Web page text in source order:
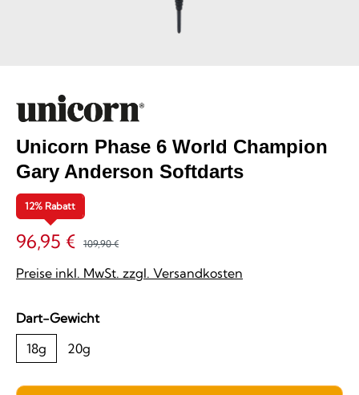
Unicorn Phase 6 World Champion
Gary Anderson Softdarts
12% Rabatt
96,95 € 109,90 €
Preise inkl. MwSt. zzgl. Versandkosten
Dart-Gewichtauswählen
18g
20g